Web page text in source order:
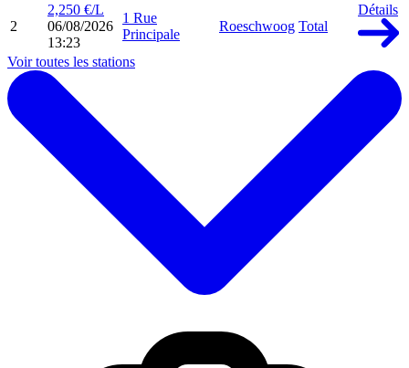
2
2,250 €/L
06/08/2026
13:23
1 Rue
Principale
Roeschwoog Total
Détails
Voir toutes les stations